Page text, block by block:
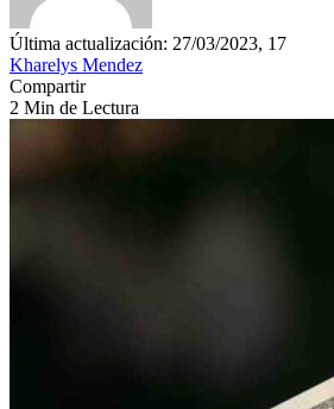
Última actualización: 27/03/2023, 17
Kharelys Mendez
Compartir
2 Min de Lectura